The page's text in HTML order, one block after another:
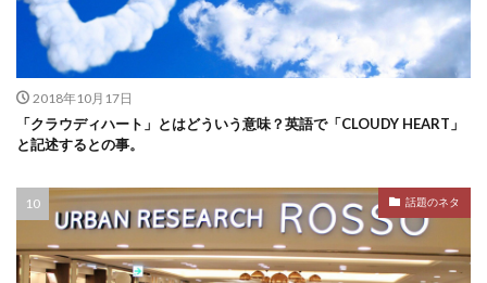
2018年10月17日
「クラウディハート」とはどういう意味？英語で「CLOUDY HEART」
と記述するとの事。
話題のネタ